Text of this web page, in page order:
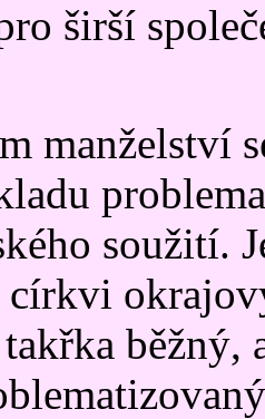
širší
manželství
soužití.
běžný,